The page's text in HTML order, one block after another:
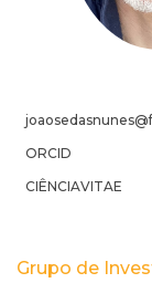
Grupo de
ORCID
CIÊNCIAVITAE